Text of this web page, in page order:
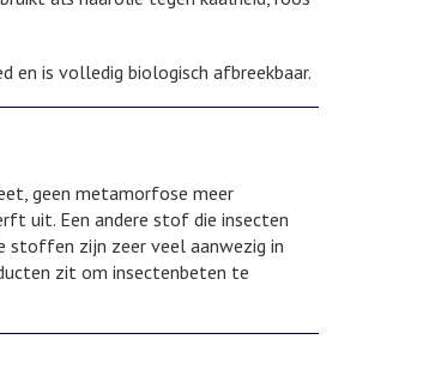
en is volledig biologisch afbreekbaar.
geen metamorfose meer
uit. Een andere stof die insecten
stoffen zijn zeer veel aanwezig in
zit om insectenbeten te